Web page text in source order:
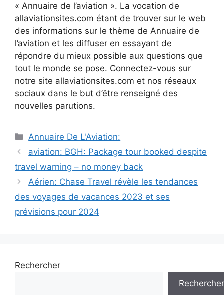
« Annuaire de l’aviation ». La vocation de
allaviationsites.com étant de trouver sur le web
des informations sur le thème de Annuaire de
l’aviation et les diffuser en essayant de
répondre du mieux possible aux questions que
tout le monde se pose. Connectez-vous sur
notre site allaviationsites.com et nos réseaux
sociaux dans le but d’être renseigné des
nouvelles parutions.
Catégories
Annuaire De L'Aviation:
Navigation
des
aviation: BGH: Package tour booked despite
travel warning – no money back
Aérien: Chase Travel révèle les tendances
des voyages de vacances 2023 et ses
prévisions pour 2024
Rechercher
Rechercher